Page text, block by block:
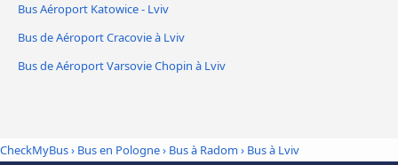
Bus Aéroport Katowice - Lviv
Bus de Aéroport Cracovie à Lviv
Bus de Aéroport Varsovie Chopin à Lviv
CheckMyBus› Bus en Pologne› Bus à Radom › Bus à Lviv